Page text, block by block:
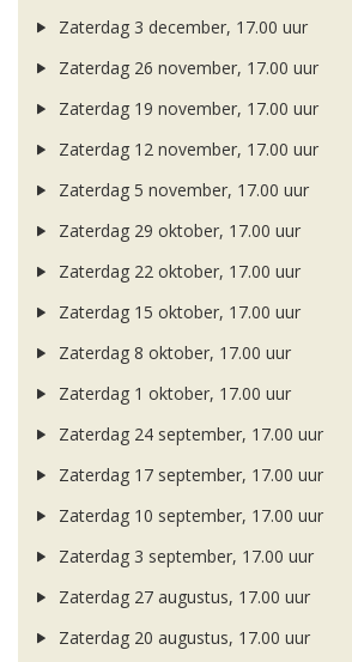
Zaterdag 3 december, 17.00 uur
Zaterdag 26 november, 17.00 uur
Zaterdag 19 november, 17.00 uur
Zaterdag 12 november, 17.00 uur
Zaterdag 5 november, 17.00 uur
Zaterdag 29 oktober, 17.00 uur
Zaterdag 22 oktober, 17.00 uur
Zaterdag 15 oktober, 17.00 uur
Zaterdag 8 oktober, 17.00 uur
Zaterdag 1 oktober, 17.00 uur
Zaterdag 24 september, 17.00 uur
Zaterdag 17 september, 17.00 uur
Zaterdag 10 september, 17.00 uur
Zaterdag 3 september, 17.00 uur
Zaterdag 27 augustus, 17.00 uur
Zaterdag 20 augustus, 17.00 uur